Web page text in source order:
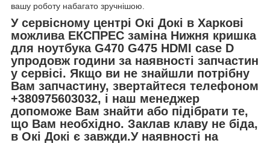
вашу роботу набагато зручнішою.
У сервісному центрі Окі Докі в Харкові
можлива ЕКСПРЕС заміна Нижня кришка
для ноутбука G470 G475 HDMI case D
упродовж години за наявності запчастин
у сервісі. Якщо ви не знайшли потрібну
Вам запчастину, звертайтеся телефоном
+380975603032, і наш менеджер
допоможе Вам знайти або підібрати те,
що Вам необхідно. Заклав клаву не біда,
в Окі Докі є завжди.У наявності на